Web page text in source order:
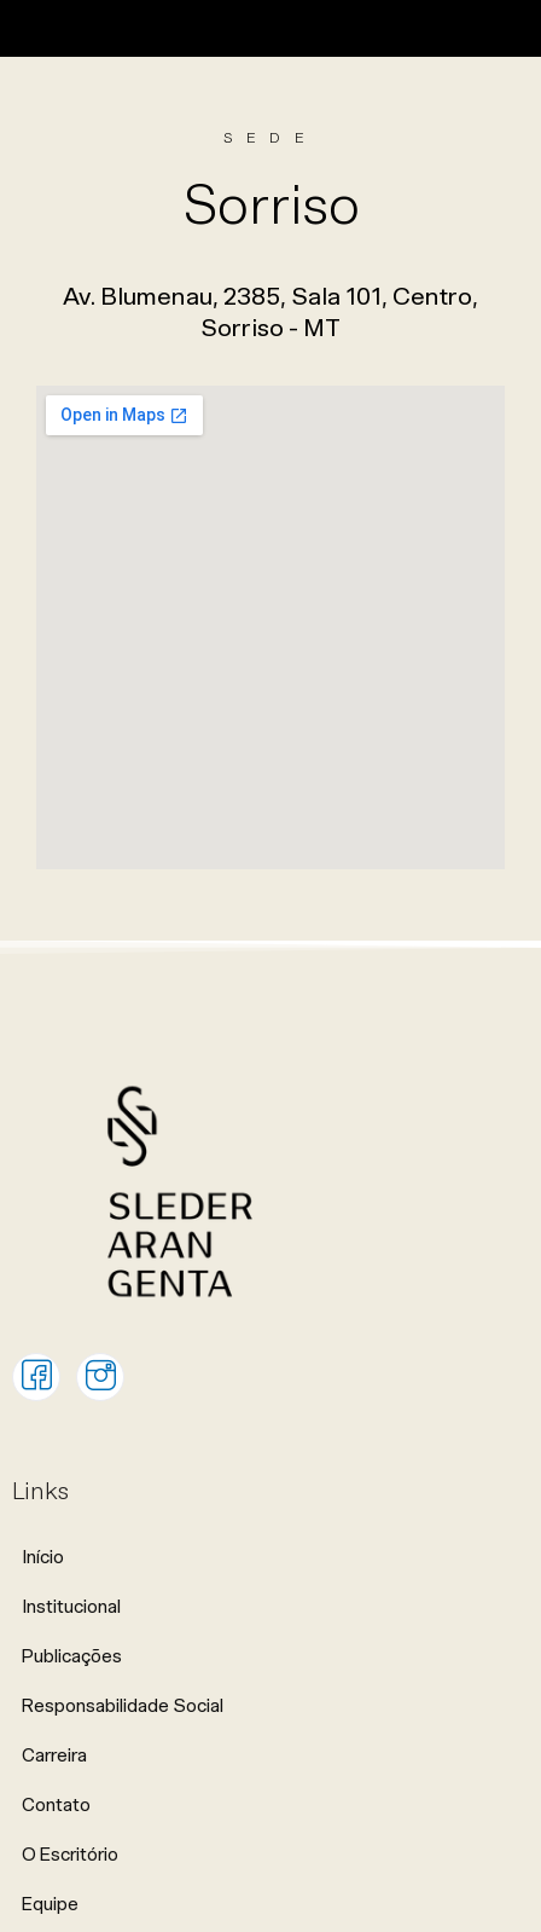
SEDE
Sorriso
Av. Blumenau, 2385, Sala 101, Centro,
Sorriso - MT
Links
Início
Institucional
Publicações
Responsabilidade Social
Carreira
Contato
O Escritório
Equipe